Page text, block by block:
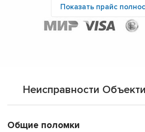
Показать прайс
Неисправности
Общие поломки